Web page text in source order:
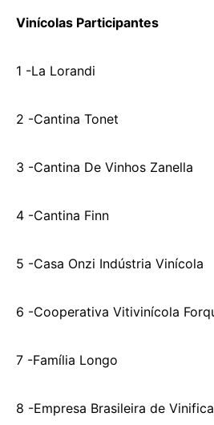
Vinícolas Participantes
1 -La Lorandi
2 -Cantina Tonet
3 -Cantina De Vinhos Zanella
4 -Cantina Finn
5 -Casa Onzi Indústria Vinícola
6 -Cooperativa Vitivinícola
7 -Família Longo
8 -Empresa Brasileira de